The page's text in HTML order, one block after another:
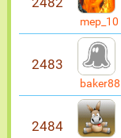
mep_10
2483
baker88
2484